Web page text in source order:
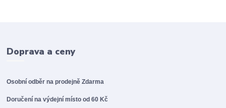
Doprava a ceny
Osobní odběr na prodejněZdarma
Doručení na výdejní místo od 60 Kč